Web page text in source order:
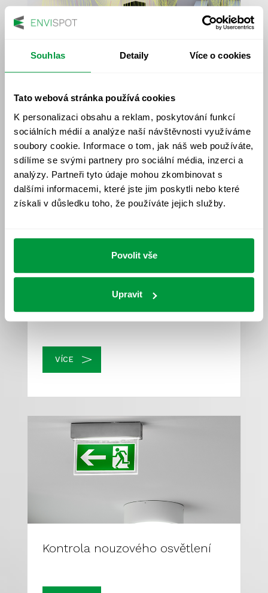
Souhlas Detaily Více o cookies
Tato webová stránka používá cookies
K personalizaci obsahu a reklam, poskytování funkcí
sociálních médií a analýze naší návštěvnosti využíváme
soubory cookie. Informace o tom, jak náš web používáte,
sdílíme se svými partnery pro sociální média, inzerci a
analýzy. Partneři tyto údaje mohou zkombinovat s
dalšími informacemi, které jste jim poskytli nebo které
získali v důsledku toho, že používáte jejich služby.
Povolit vše
Upravit
Návrhy a výpočty osvětlení
VÍCE
Měření osvětlení
VÍCE
Kontrola nouzového osvětlení